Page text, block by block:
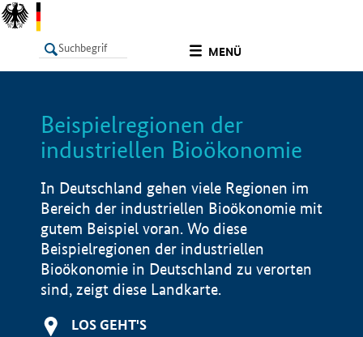
MENÜ
LISTE
Beispielregionen der
industriellen Bioökonomie
In Deutschland gehen viele Regionen im
Bereich der industriellen Bioökonomie mit
gutem Beispiel voran. Wo diese
Beispielregionen der industriellen
Bioökonomie in Deutschland zu verorten
sind, zeigt diese Landkarte.
LOS GEHT'S